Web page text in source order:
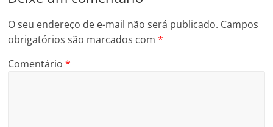
O seu endereço de e-mail não será publicado. Campos
obrigatórios são marcados com*
Comentário*